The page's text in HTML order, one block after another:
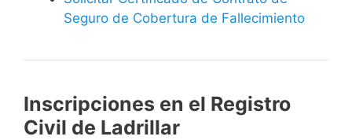
Seguro de Cobertura de Fallecimiento
Inscripciones en el Registro
Civil de Ladrillar